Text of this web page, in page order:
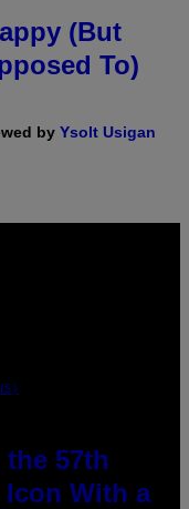
(But
To)
by Ysolt Usigan
the 57th
With a